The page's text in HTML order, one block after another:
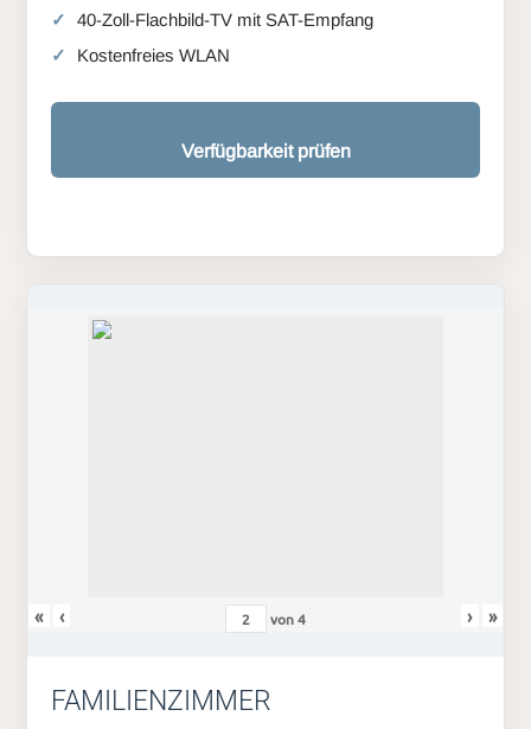
40-Zoll-Flachbild-TV mit SAT-Empfang
Kostenfreies WLAN
Verfügbarkeit prüfen
« ‹ von4 › »
FAMILIENZIMMER